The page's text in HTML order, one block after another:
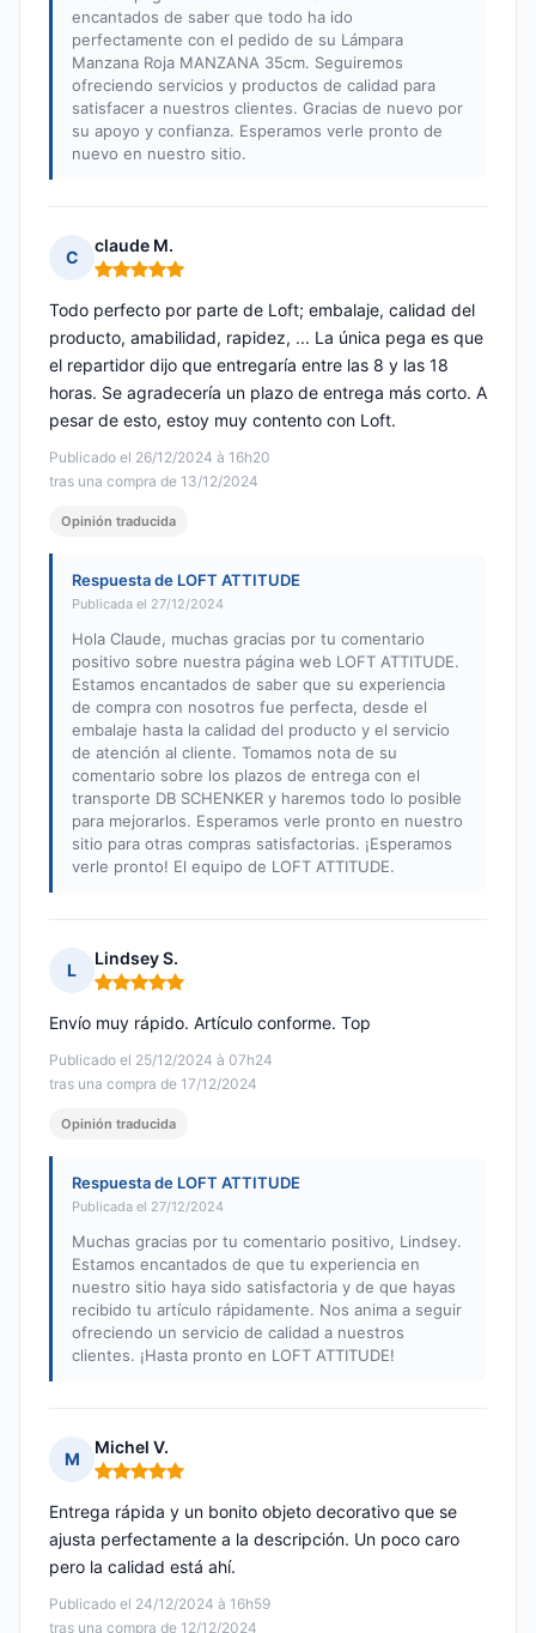
encantados de saber que todo ha ido
perfectamente con el pedido de su Lámpara
Manzana Roja MANZANA 35cm. Seguiremos
ofreciendo servicios y productos de calidad para
satisfacer a nuestros clientes. Gracias de nuevo por
su apoyo y confianza. Esperamos verle pronto de
nuevo en nuestro sitio.
C
claude M.
Nota: 5 de 5
Publicado el 26/12/2024 à 16h20
tras una compra de 13/12/2024
Todo perfecto por parte de Loft; embalaje, calidad del
producto, amabilidad, rapidez, ... La única pega es que
el repartidor dijo que entregaría entre las 8 y las 18
horas. Se agradecería un plazo de entrega más corto. A
pesar de esto, estoy muy contento con Loft.
Opinión traducida
Respuesta de LOFT ATTITUDE
Publicada el 27/12/2024
Hola Claude, muchas gracias por tu comentario
positivo sobre nuestra página web LOFT ATTITUDE.
Estamos encantados de saber que su experiencia
de compra con nosotros fue perfecta, desde el
embalaje hasta la calidad del producto y el servicio
de atención al cliente. Tomamos nota de su
comentario sobre los plazos de entrega con el
transporte DB SCHENKER y haremos todo lo posible
para mejorarlos. Esperamos verle pronto en nuestro
sitio para otras compras satisfactorias. ¡Esperamos
verle pronto! El equipo de LOFT ATTITUDE.
L
Lindsey S.
Nota: 5 de 5
Publicado el 25/12/2024 à 07h24
tras una compra de 17/12/2024
Envío muy rápido. Artículo conforme. Top
Opinión traducida
Respuesta de LOFT ATTITUDE
Publicada el 27/12/2024
Muchas gracias por tu comentario positivo, Lindsey.
Estamos encantados de que tu experiencia en
nuestro sitio haya sido satisfactoria y de que hayas
recibido tu artículo rápidamente. Nos anima a seguir
ofreciendo un servicio de calidad a nuestros
clientes. ¡Hasta pronto en LOFT ATTITUDE!
M
Michel V.
Nota: 5 de 5
Publicado el 24/12/2024 à 16h59
tras una compra de 12/12/2024
Entrega rápida y un bonito objeto decorativo que se
ajusta perfectamente a la descripción. Un poco caro
pero la calidad está ahí.